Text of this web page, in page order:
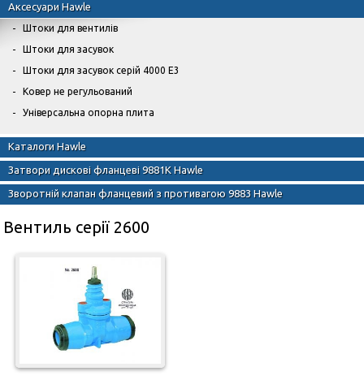
Аксесуари Hawle
Штоки для вентилів
Штоки для засувок
Штоки для засувок серій 4000 Е3
Ковер не регульований
Універсальна опорна плита
Каталоги Hawle
Затвори дискові фланцеві 9881К Hawle
Зворотній клапан фланцевий з противагою 9883 Hawle
Вентиль серії 2600